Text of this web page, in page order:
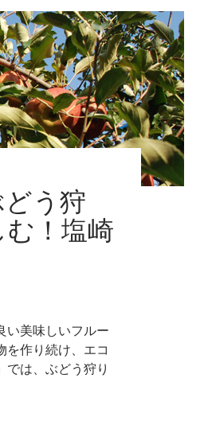
う狩
！塩崎
い美味しいフルー
を作り続け、エコ
では、ぶどう狩り